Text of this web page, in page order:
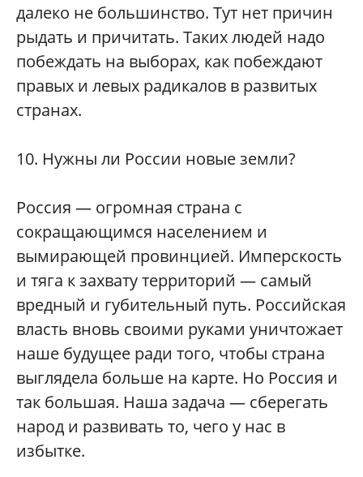
далеко не большинство. Тут нет причин
рыдать и причитать. Таких людей надо
побеждать на выборах, как побеждают
правых и левых радикалов в развитых
странах.
10. Нужны ли России новые земли?
Россия — огромная страна с
сокращающимся населением и
вымирающей провинцией. Имперскость
и тяга к захвату территорий — самый
вредный и губительный путь. Российская
власть вновь своими руками уничтожает
наше будущее ради того, чтобы страна
выглядела больше на карте. Но Россия и
так большая. Наша задача — сберегать
народ и развивать то, чего у нас в
избытке.